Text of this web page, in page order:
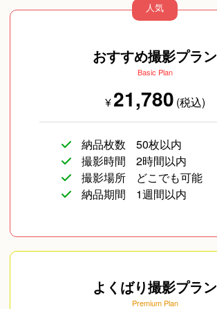
人気
おすすめ撮影プラン
Basic Plan
¥21,780 (税込)
納品枚数
50枚以内
撮影時間
2時間以内
撮影場所
どこでも可能
納品期間
1週間以内
よくばり撮影プラン
Premium Plan